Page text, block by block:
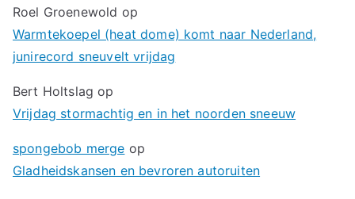
Roel Groenewold op
Warmtekoepel (heat dome) komt naar Nederland,
junirecord sneuvelt vrijdag
Bert Holtslag op
Vrijdag stormachtig en in het noorden sneeuw
spongebob merge op
Gladheidskansen en bevroren autoruiten